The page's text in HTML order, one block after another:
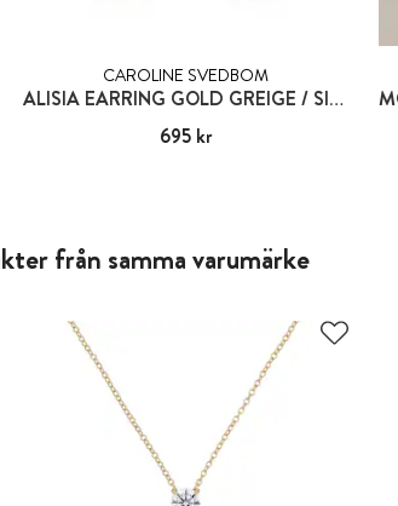
CAROLINE SVEDBOM
ALISIA EARRING GOLD GREIGE / SILK COMBO
Pris:695 kr
695 kr
från samma varumärke